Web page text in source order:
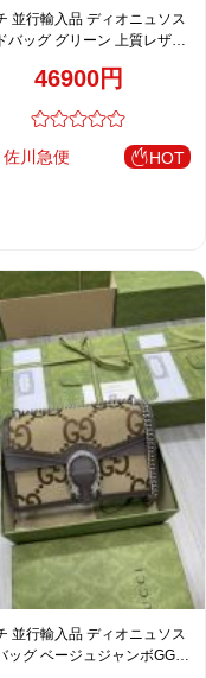
並行輸入品 ディオニュソス
バッグ グリーン 上質レザー
46900円
佐川急便 HOT
並行輸入品 ディオニュソス
ッグ ベージュジャンボGG柄